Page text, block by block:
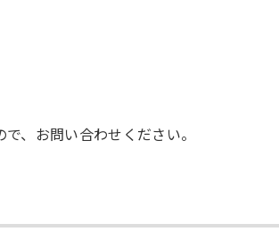
、お問い合わせください。